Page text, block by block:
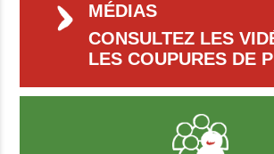
MÉDIAS
CONSULTEZ LES
LES COUPURES DE